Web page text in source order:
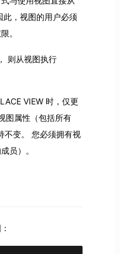
此，视图的用户必须
。
则从视图执行
VIEW 时，仅更
图属性（包括所有
不变。 您必须拥有视
员）。